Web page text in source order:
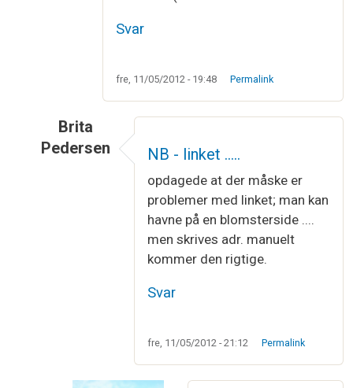
Svar
fre, 11/05/2012 - 19:48 Permalink
Brita
Pedersen
NB - linket .....
opdagede at der måske er
problemer med linket; man kan
havne på en blomsterside ....
men skrives adr. manuelt
kommer den rigtige.
Svar
fre, 11/05/2012 - 21:12 Permalink